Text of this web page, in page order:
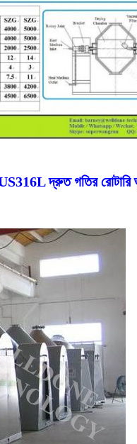
দ্রুত গতির রোটারি